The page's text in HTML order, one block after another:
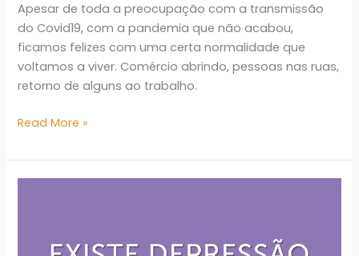
Apesar de toda a preocupação com a transmissão
do Covid19, com a pandemia que não acabou,
ficamos felizes com uma certa normalidade que
voltamos a viver. Comércio abrindo, pessoas nas ruas,
retorno de alguns ao trabalho.
Read More »
infância?